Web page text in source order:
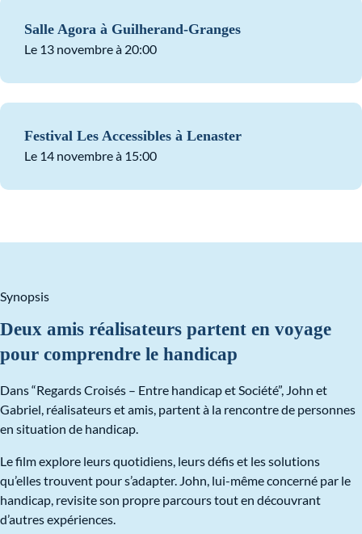
Salle Agora à Guilherand-Granges
Le 13 novembre à 20:00
Festival Les Accessibles à Lenaster
Le 14 novembre à 15:00
Deux amis réalisateurs partent en voyage
pour comprendre le handicap
Synopsis
Dans “Regards Croisés – Entre handicap et Société”, John et
Gabriel, réalisateurs et amis, partent à la rencontre de personnes
en situation de handicap.
Le film explore leurs quotidiens, leurs défis et les solutions
qu’elles trouvent pour s’adapter. John, lui-même concerné par le
handicap, revisite son propre parcours tout en découvrant
d’autres expériences.